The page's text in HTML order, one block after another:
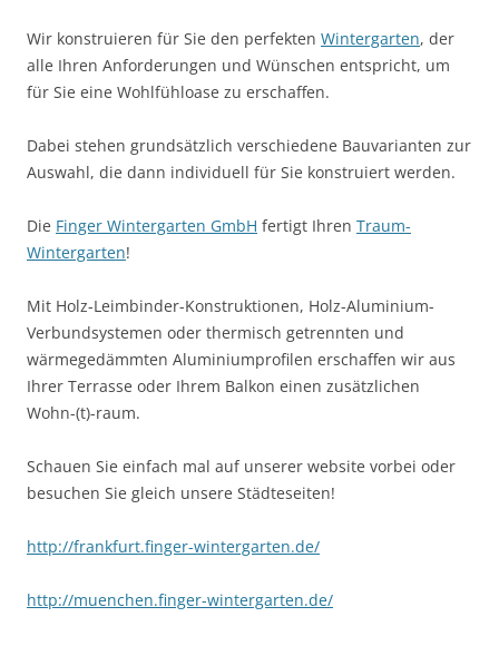
Wir konstruieren für Sie den perfekten Wintergarten, der
alle Ihren Anforderungen und Wünschen entspricht, um
für Sie eine Wohlfühloase zu erschaffen.
Dabei stehen grundsätzlich verschiedene Bauvarianten zur
Auswahl, die dann individuell für Sie konstruiert werden.
Die Finger Wintergarten GmbH fertigt Ihren Traum-
Wintergarten!
Mit Holz-Leimbinder-Konstruktionen, Holz-Aluminium-
Verbundsystemen oder thermisch getrennten und
wärmegedämmten Aluminiumprofilen erschaffen wir aus
Ihrer Terrasse oder Ihrem Balkon einen zusätzlichen
Wohn-(t)-raum.
Schauen Sie einfach mal auf unserer website vorbei oder
besuchen Sie gleich unsere Städteseiten!
http://frankfurt.finger-wintergarten.de/
http://muenchen.finger-wintergarten.de/